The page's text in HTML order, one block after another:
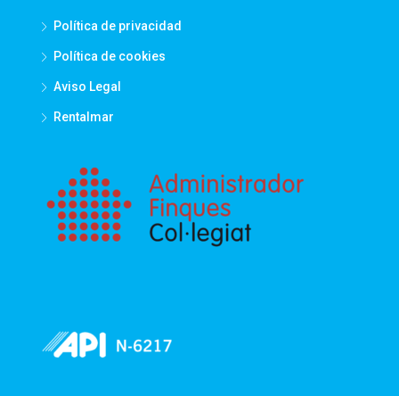
Política de privacidad
Política de cookies
Aviso Legal
Rentalmar